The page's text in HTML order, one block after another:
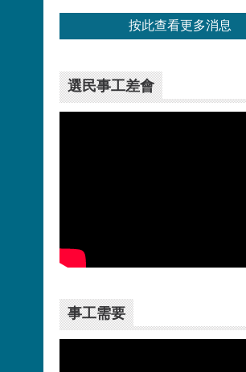
按此查看更多消息
選民事工差會
事工需要